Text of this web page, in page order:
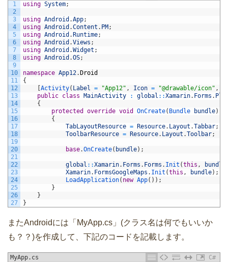
1
2
3
4
5
6
7
8
9
10
11
12
13
14
15
16
17
18
19
20
21
22
23
24
25
26
27
using System;
using Android .App;
using Android .Content . PM ;
using Android . Runtime;
using Android .Views ;
using Android .Widget ;
using Android .OS;
namespace App12. Droid
{
Activity( Label = "App12" , Icon = "@drawable/icon" ,
public class MainActivity : global ::Xamarin. Forms .
{
protected
override void OnCreate( Bundle bundle)
{
TabLayoutResource = Resource. Layout .Tabbar;
ToolbarResource = Resource. Layout .Toolbar;
base.OnCreate( bundle) ;
global ::Xamarin. Forms . Forms . Init (this , bundle
Xamarin. FormsGoogleMaps . Init (this , bundle) ;
LoadApplication( new App( ) ) ;
}
}
}
またAndroidには「MyApp.cs」(クラス名は何でもいいか
も？？)を作成して、下記のコードを記載します。
MyApp.cs
C#